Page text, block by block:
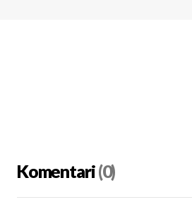
Komentari(0)